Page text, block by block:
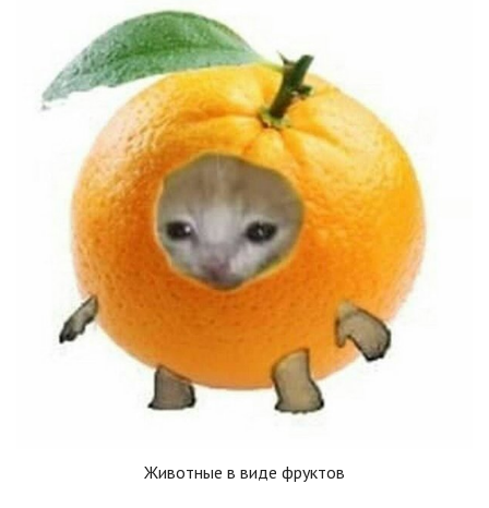
Животные в виде фруктов